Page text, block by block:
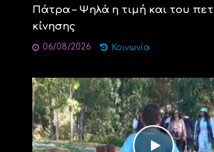
Πάτρα – Ψηλά η τιμή και του
κίνησης
06/08/2026 Κοινωνία